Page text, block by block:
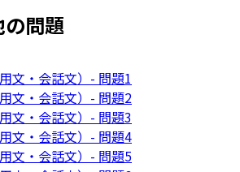
の問題
文・会話文）- 問題1
文・会話文）- 問題2
文・会話文）- 問題3
文・会話文）- 問題4
文・会話文）- 問題5